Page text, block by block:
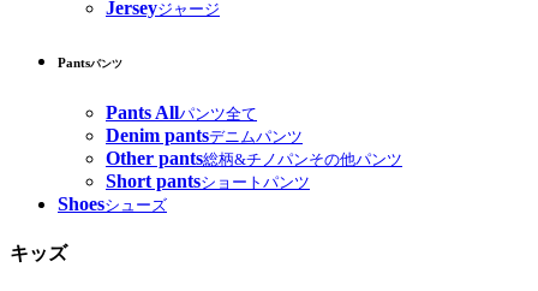
Jerseyジャージ
Pantsパンツ
Pants Allパンツ全て
Denim pantsデニムパンツ
Other pants総柄&チノパンその他パンツ
Short pantsショートパンツ
Shoesシューズ
キッズ